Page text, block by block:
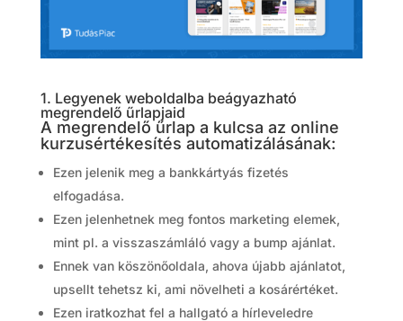
1. Legyenek weboldalba beágyazható
megrendelő űrlapjaid
A megrendelő űrlap a kulcsa az online
kurzusértékesítés automatizálásának:
Ezen jelenik meg a bankkártyás fizetés
elfogadása.
Ezen jelenhetnek meg fontos marketing elemek,
mint pl. a visszaszámláló vagy a bump ajánlat.
Ennek van köszönőoldala, ahova újabb ajánlatot,
upsellt tehetsz ki, ami növelheti a kosárértéket.
Ezen iratkozhat fel a hallgató a hírleveledre